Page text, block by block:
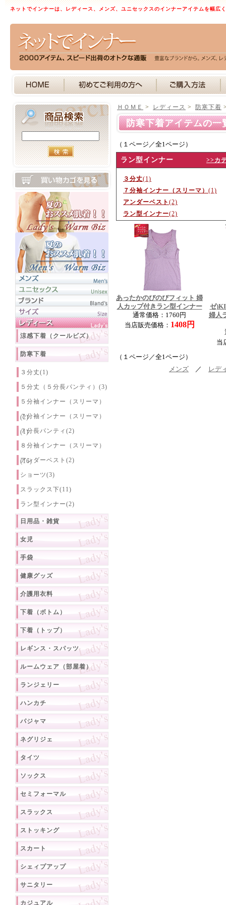
ネットでインナーは、レディース、メンズ、ユニセックスのインナーアイテムを幅広
涼感下着（クールビズ）
防寒下着
３分丈(1)
５分丈（５分長パンティ）(3)
５分袖インナー（スリーマ）
(2)
７分袖インナー（スリーマ）
(1)
７分長パンティ(2)
８分袖インナー（スリーマ）
(16)
アンダーベスト(2)
ショーツ(3)
スラックス下(11)
ラン型インナー(2)
日用品・雑貨
女児
手袋
健康グッズ
介護用衣料
下着（ボトム）
下着（トップ）
レギンス・スパッツ
ルームウェア（部屋着）
ランジェリー
ハンカチ
パジャマ
ネグリジェ
タイツ
ソックス
セミフォーマル
スラックス
ストッキング
スカート
シェィプアップ
サニタリー
カジュアル
ＨＯＭＥ > レディース > 防寒下着
防寒下着アイテムの
（１ページ／全1ページ）
ラン型インナー >>カ
３分丈(1)
７分袖インナー（スリーマ） (1)
アンダーベスト (2)
ラン型インナー(2)
あったかのびのびフィット 婦
人カップ付きラン型インナー
通常価格：1760円
当店販売価格： 1408円
ゼ
婦人
当
（１ページ／全1ページ）
メンズ ／ レデ